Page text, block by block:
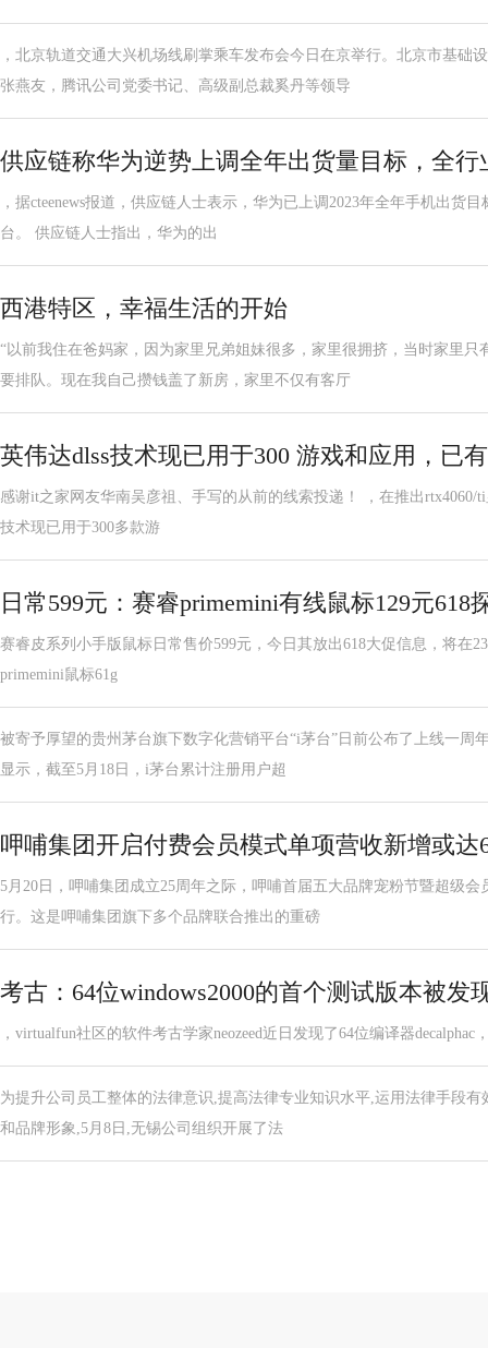
，北京轨道交通大兴机场线刷掌乘车发布会今日在京举行。北京市基础
张燕友，腾讯公司党委书记、高级副总裁奚丹等领导
供应链称华为逆势上调全年出货量目标，全行
，据cteenews报道，供应链人士表示，华为已上调2023年全年手机出货
台。 供应链人士指出，华为的出
西港特区，幸福生活的开始
“以前我住在爸妈家，因为家里兄弟姐妹很多，家里很拥挤，当时家里
要排队。现在我自己攒钱盖了新房，家里不仅有客厅
英伟达dlss技术现已用于300 游戏和应用，已
感谢it之家网友华南吴彦祖、手写的从前的线索投递！ ，在推出rtx4060/
技术现已用于300多款游
日常599元：赛睿primemini有线鼠标129元618
赛睿皮系列小手版鼠标日常售价599元，今日其放出618大促信息，将在
primemini鼠标61g
被寄予厚望的贵州茅台旗下数字化营销平台“i茅台”日前公布了上线一周
显示，截至5月18日，i茅台累计注册用户超
呷哺集团开启付费会员模式单项营收新增或达
5月20日，呷哺集团成立25周年之际，呷哺首届五大品牌宠粉节暨超级
行。这是呷哺集团旗下多个品牌联合推出的重磅
考古：64位windows2000的首个测试版本被发
，virtualfun社区的软件考古学家neozeed近日发现了64位编译器decalphac
为提升公司员工整体的法律意识,提高法律专业知识水平,运用法律手段
和品牌形象,5月8日,无锡公司组织开展了法